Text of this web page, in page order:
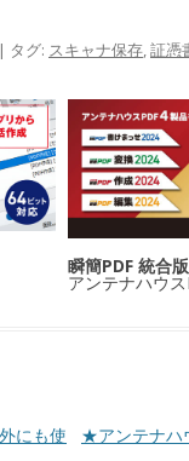
タグ: スキャナ保存,証憑
瞬簡PDF 統合
アンテナハウ
にも使
★アンテナハ